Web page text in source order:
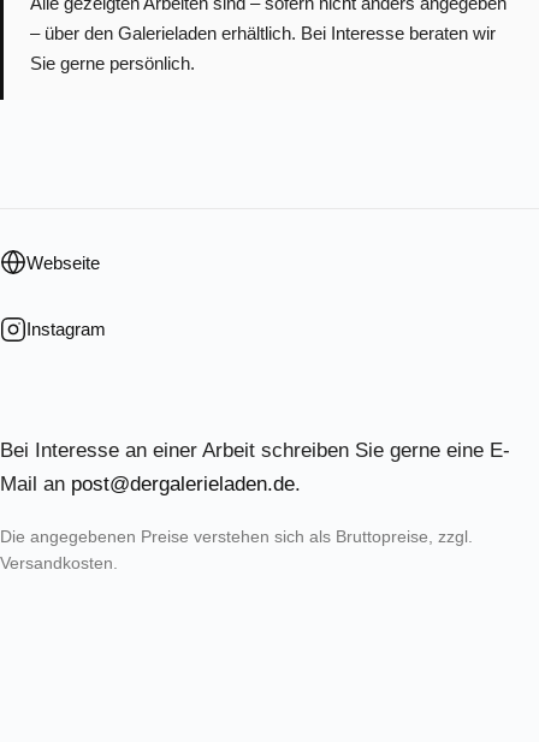
– über den Galerieladen erhältlich. Bei Interesse beraten wir
Sie gerne persönlich.
Webseite
Instagram
Bei Interesse an einer Arbeit schreiben Sie gerne eine E-
Mail an post@dergalerieladen.de.
Die angegebenen Preise verstehen sich als Bruttopreise, zzgl.
Versandkosten.